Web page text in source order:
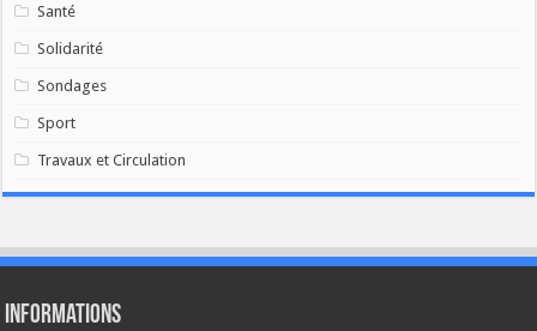
Santé
Solidarité
Sondages
Sport
Travaux et Circulation
Informations